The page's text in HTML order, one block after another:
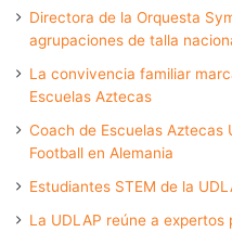
Directora de la Orquesta
agrupaciones de talla
La convivencia familiar
Escuelas Aztecas
Coach de Escuelas Aztecas
Football en Alemania
Estudiantes STEM de la
La UDLAP reúne a expertos